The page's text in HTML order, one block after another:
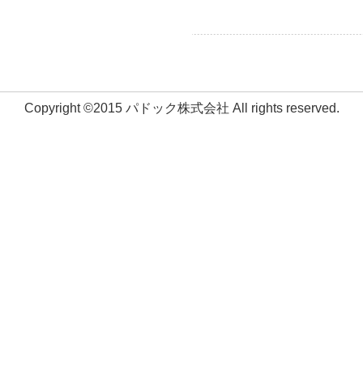
Copyright ©2015 パドック株式会社 All rights reserved.